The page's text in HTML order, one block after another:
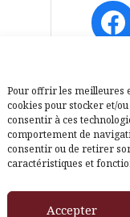
Pour offrir les meilleures
cookies pour stocker et/
consentir à ces
comportement de
consentir ou de retirer
caractéristiques et
Accepter
par Themeisle